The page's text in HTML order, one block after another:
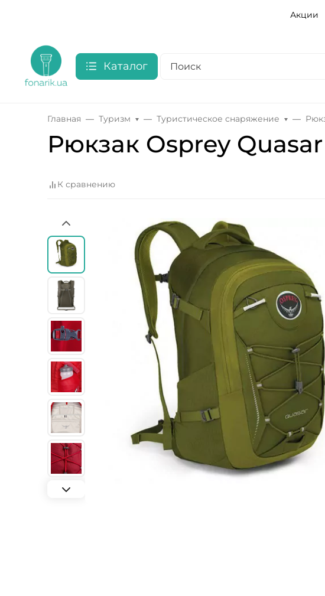
Акции
Каталог
Главная Туризм Туристическое снаряжение
Рюкзак Osprey
К сравнению